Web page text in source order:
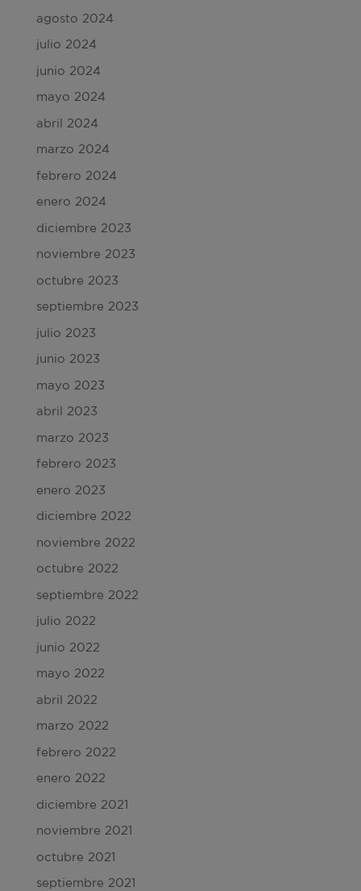
agosto 2024
julio 2024
junio 2024
mayo 2024
abril 2024
marzo 2024
febrero 2024
enero 2024
diciembre 2023
noviembre 2023
octubre 2023
septiembre 2023
julio 2023
junio 2023
mayo 2023
abril 2023
marzo 2023
febrero 2023
enero 2023
diciembre 2022
noviembre 2022
octubre 2022
septiembre 2022
julio 2022
junio 2022
mayo 2022
abril 2022
marzo 2022
febrero 2022
enero 2022
diciembre 2021
noviembre 2021
octubre 2021
septiembre 2021